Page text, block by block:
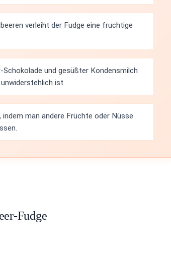
verleiht der Fudge eine fruchtige
und gesüßter Kondensmilch
ist.
man andere Früchte oder Nüsse
Fudge